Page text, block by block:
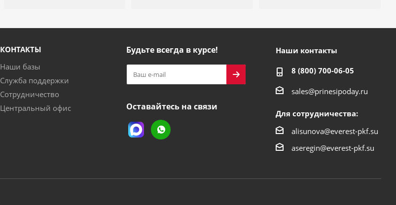
КОНТАКТЫ
Наши базы
Служба поддержки
Сотрудничество
Центральный офис
Будьте всегда в курсе!
Оставайтесь на связи
Наши контакты
8 (800) 700-06-05
sales@prinesipoday.ru
Для сотрудничества:
alisunova@everest-pkf.su
aseregin@everest-pkf.su